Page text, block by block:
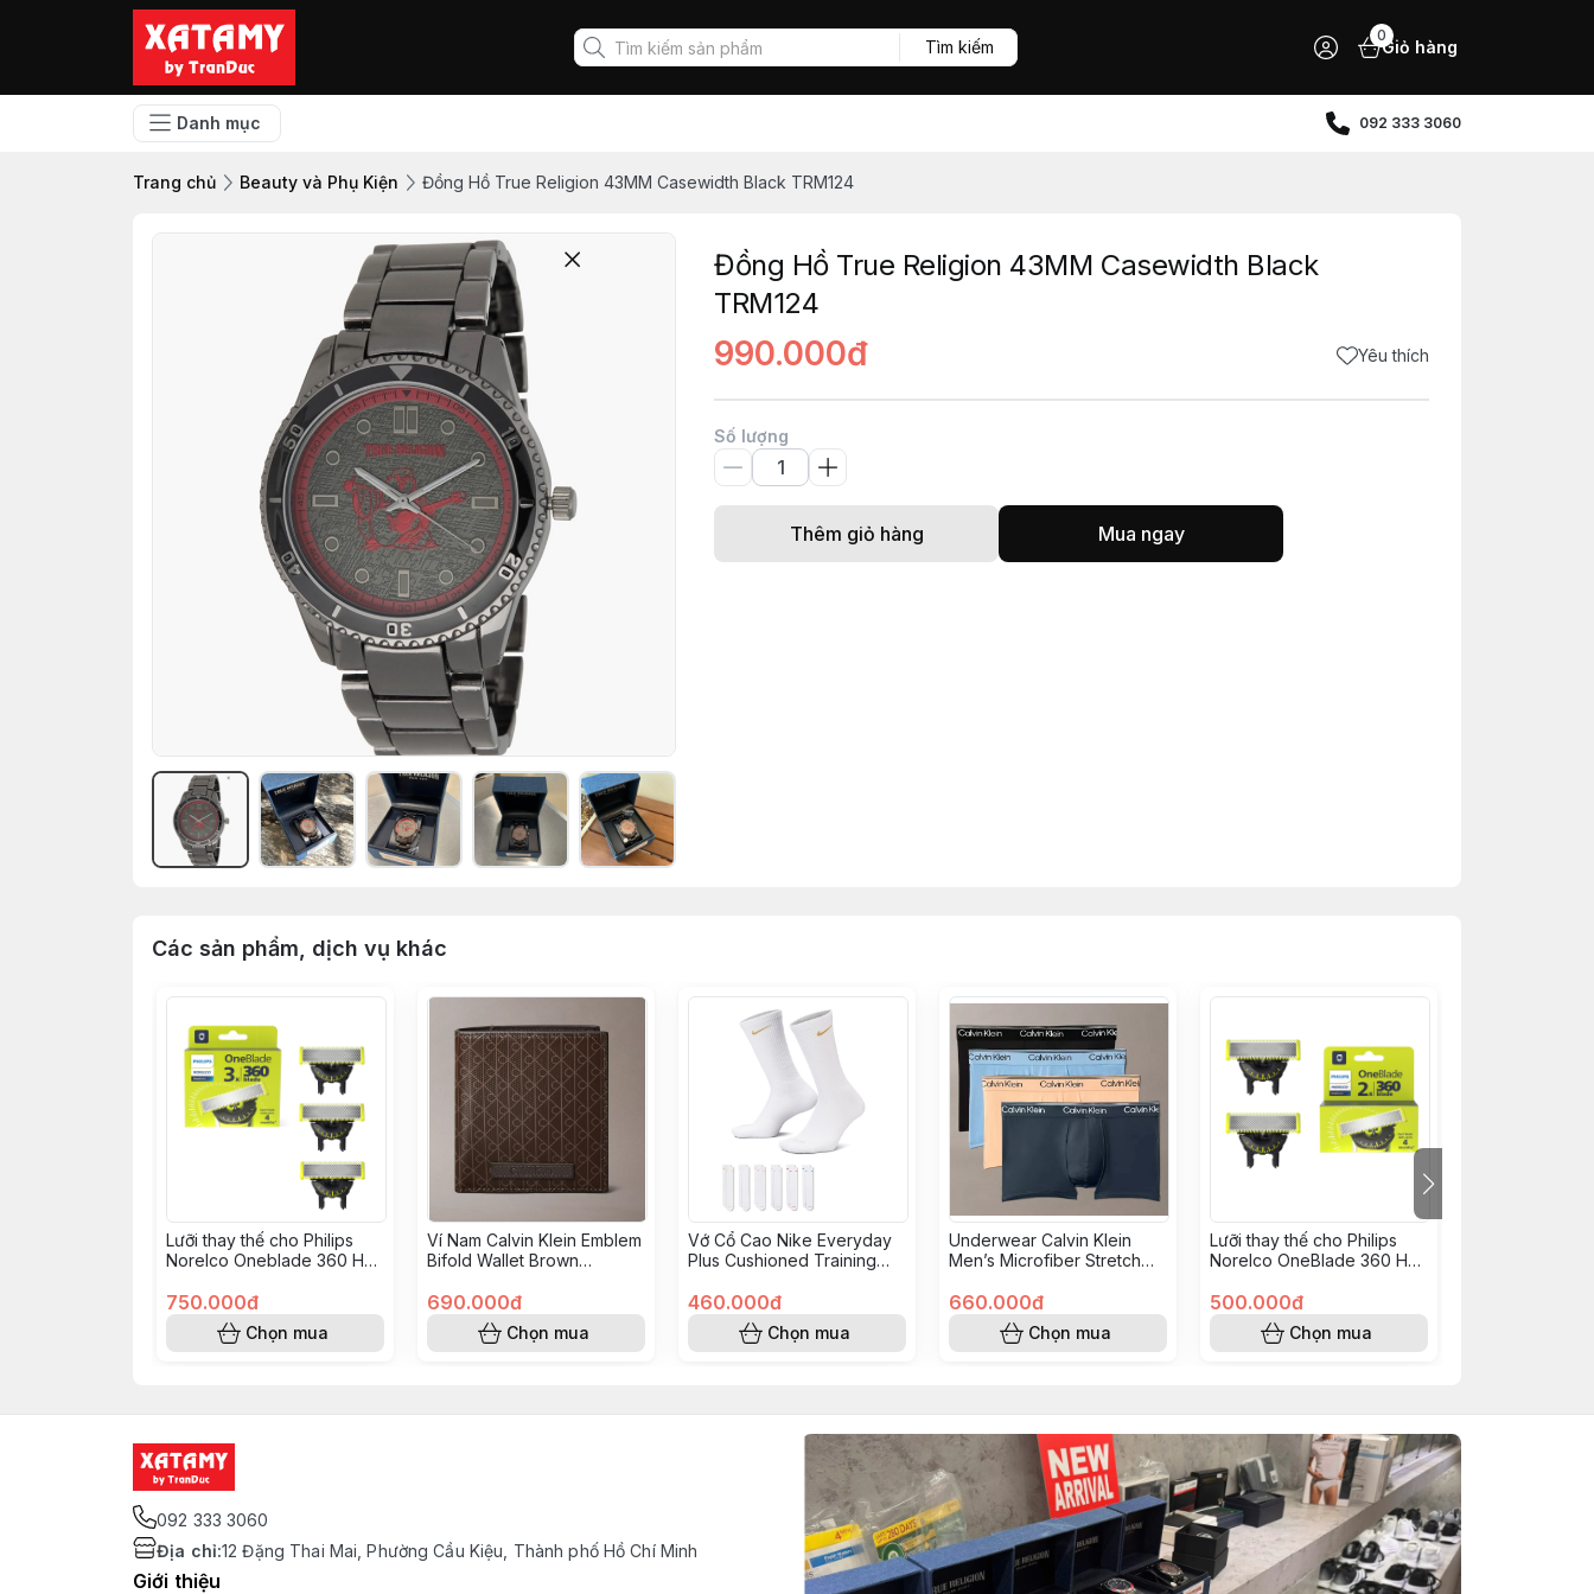
Tìm kiếm
0
Giỏ hàng
Danh mục 092 333 3060
Trang chủ Beauty và Phụ Kiện Đồng Hồ True Religion 43MM Casewidth Black TRM124
Đồng Hồ True Religion 43MM Casewidth Black
TRM124
990.000đ Yêu thích
Số lượng
Thêm giỏ hàng Mua ngay
Các sản phẩm, dịch vụ khác
Lưỡi thay thế cho Philips
Norelco Oneblade 360 Hộp
750.000đ
Chọn mua
Ví Nam Calvin Klein Emblem
Bifold Wallet Brown
690.000đ
Chọn mua
Vớ Cổ Cao Nike Everyday
Plus Cushioned Training
6 Pairs White SX6897 941
460.000đ
Chọn mua
Underwear Calvin Klein
Men’s Microfiber Stretch
NB4585 830
660.000đ
Chọn mua
Lưỡi thay thế cho Philips
Norelco OneBlade 360 Hộp
500.000đ
Chọn mua
092 333 3060
Địa chỉ:12 Đặng Thai Mai, Phường Cầu Kiệu, Thành phố Hồ Chí Minh
Giới thiệu